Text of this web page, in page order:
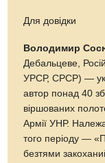
Для довідки
Володимир
Дебальцеве,
УРСР, СРСР) —
автор понад 40
віршованих
Армії УНР.
того періоду —
безтями